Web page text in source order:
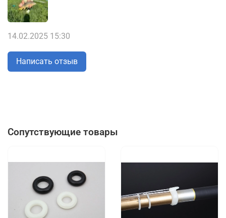
14.02.2025 15:30
Написать отзыв
Сопутствующие товары